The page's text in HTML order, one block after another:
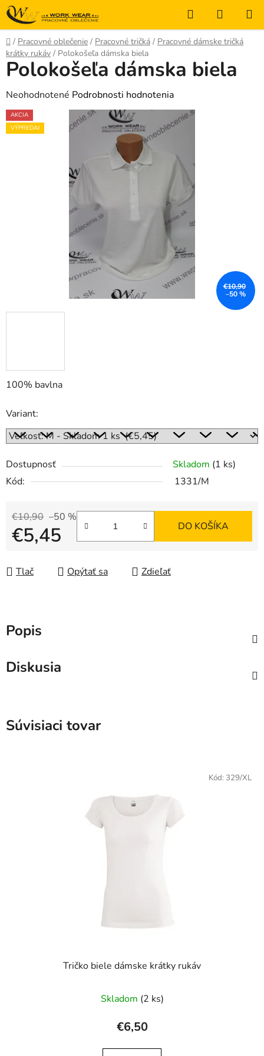
Prejsť
na
obsah
Hľadať
KOŠÍK
Domov
/ Pracovné oblečenie / Pracovné tričká / Pracovné dámske tričká
krátky rukáv / Polokošeľa dámska biela
100% bavlna
Variant:
Dostupnosť Skladom (1 ks)
Kód:
1331/M
€10,90 –50 %
€5,45 DO KOŠÍKA
Tlač Opýtať sa Zdieľať
Polokošeľa dámska biela
Priemerné
hodnotenie
produktu
Neohodnotené Podrobnosti hodnotenia
AKCIA
VÝPREDAJ
€10,90
–50 %
Popis
Diskusia
Súvisiaci tovar
Tričko biele dámske krátky rukáv
Skladom (2 ks)
€6,50
Kód: 329/XL